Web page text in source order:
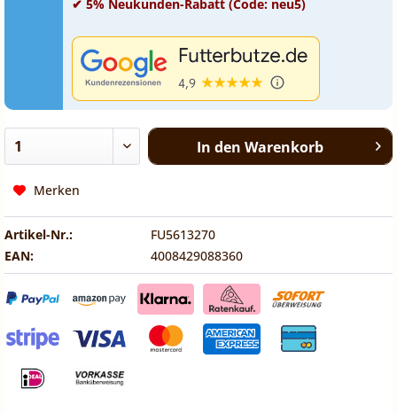
✔ 5% Neukunden-Rabatt (Code: neu5)
In den Warenkorb
Merken
Artikel-Nr.:
FU5613270
EAN:
4008429088360